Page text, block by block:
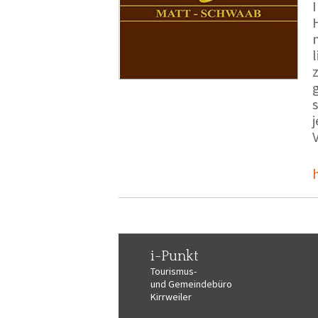
i-Punkt
Tourismus-
und Gemeindebüro
Kirrweiler